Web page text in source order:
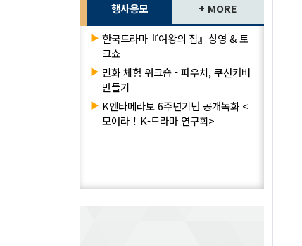
행사응모 + MORE
▶ 한국드라마『여왕의 집』상영 & 토
크쇼
▶ 민화 체험 워크숍 - 파우치, 쿠션커버
만들기
▶ K엔타메라보 6주년기념 공개녹화 <
모여라！K-드라마 연구회>